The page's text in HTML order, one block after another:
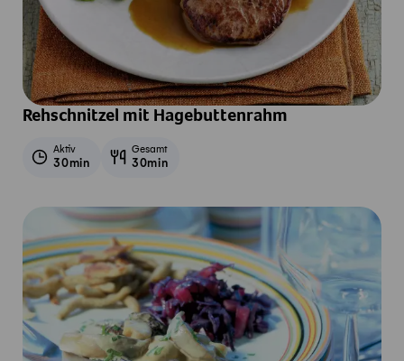
Rehschnitzel mit Hagebuttenrahm
Aktiv
30min
Gesamt
30min